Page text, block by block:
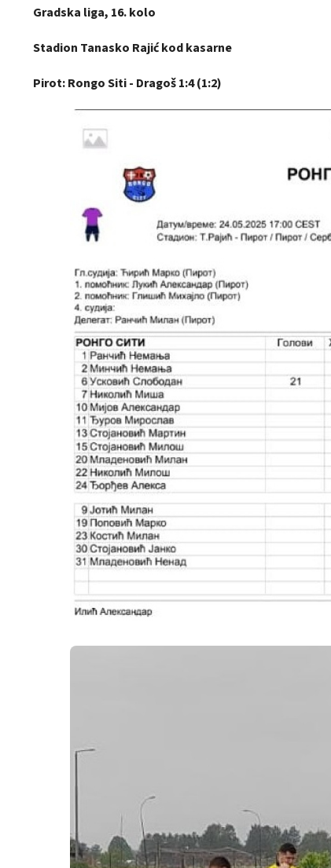
Gradska liga, 16. kolo
Stadion Tanasko Rajić kod kasarne
Pirot: Rongo Siti - Dragoš 1:4 (1:2)